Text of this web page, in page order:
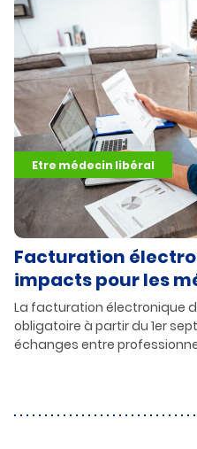
Facturation
impacts pour les
La facturation électronique
obligatoire à partir du 1er
échanges entre
Etre médecin libéral